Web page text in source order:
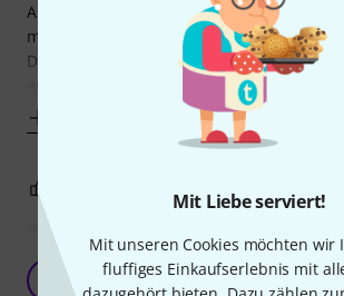
Mit Liebe serviert!
Mit unseren Cookies möchten wir
fluffiges Einkaufserlebnis mit
Am Anfang war es noch ein bisschen
mit der Zeit gegeben.
Die Übergänge von Kabel zu Klinke lösen
wenig und müssen dann wieder von Hand
...halt ein rotes Tweed Kabel